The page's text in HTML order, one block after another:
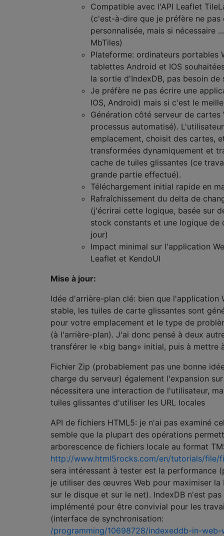
Compatible avec l'API Leaflet
(c'est-à-dire que je préfère ne pas
personnalisée, mais si nécessaire
MbTiles)
Plateforme: ordinateurs portables
tablettes Android et IOS
la sortie d'IndexDB, pas besoin
Je préfère ne pas écrire une
IOS, Android) mais si c'est le
Génération côté serveur de cartes
processus automatisé).
emplacement, choisit des cartes,
transformées dynamiquement et
cache de tuiles glissantes (ce
grande partie effectué).
Téléchargement initial rapide en
Rafraîchissement du delta de
(j'écrirai cette logique, basée sur
stock constants et une logique de
jour)
Impact minimal sur l'application
Leaflet et KendoUI
Mise à jour:
Idée d'arrière-plan clé: bien que l'application
stable, les tuiles de carte glissantes sont
pour votre emplacement et le type de
(à l'arrière-plan). J'ai donc pensé à deux
transférer le «big bang» initial, puis à mettre
Fichier Zip (probablement pas une bonne
charge du serveur) également l'expansion
nécessitera une interaction de l'utilisateur,
tuiles glissantes d'utiliser les URL locales
API de fichiers HTML5: je n'ai pas examiné
semble que la plupart des opérations
arborescence de fichiers locale au format
http://www.html5rocks.com/en/tutorials/file/
sera intéressant à tester est la performance
je utiliser des œuvres Web pour maximiser la
sur le disque et sur le net). IndexDB n'est
implémenté pour être convivial pour les
(interface de synchronisation:
/programming/10698728/indexeddb-in-